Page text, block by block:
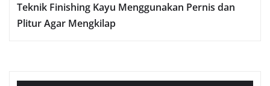
Teknik Finishing Kayu Menggunakan Pernis dan
Plitur Agar Mengkilap